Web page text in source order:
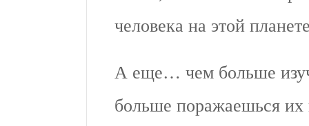
человека на этой
А еще… чем больше
больше поражаешься их